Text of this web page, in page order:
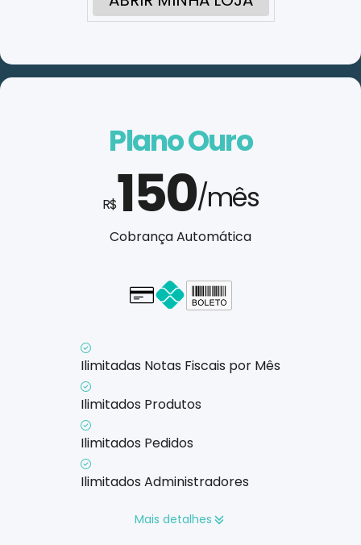
Plano Ouro
R$150/mês
Cobrança Automática
Cartão - em até 1x
Ilimitadas Notas Fiscais por Mês
Ilimitados Produtos
Ilimitados Pedidos
Ilimitados Administradores
Mais detalhes